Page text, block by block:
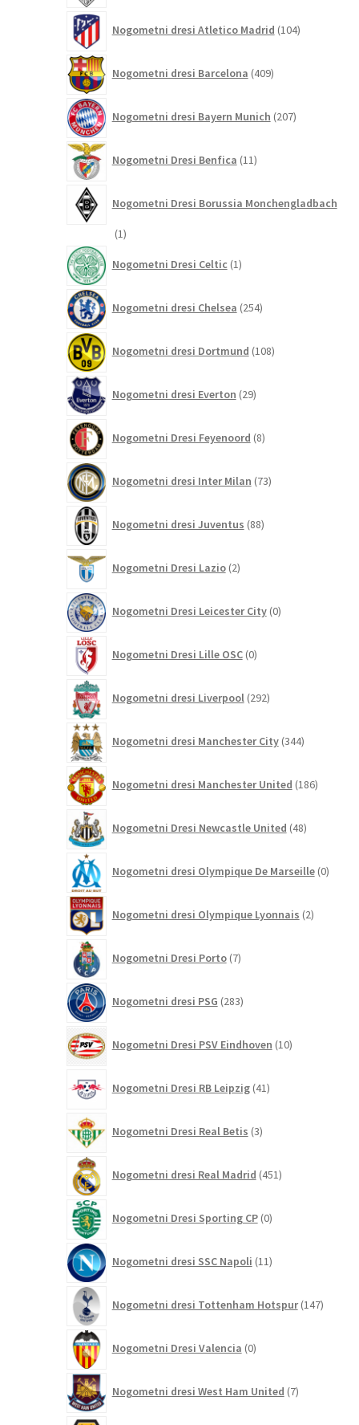
Nogometni dresi Atletico Madrid 104izdelki
Nogometni dresi Barcelona 409izdelkov
Nogometni dresi Bayern Munich 207izdelkov
Nogometni Dresi Benfica 11izdelkov
Nogometni Dresi Borussia Monchengladbach
11
Nogometni Dresi Celtic 1izdelek
Nogometni dresi Chelsea 254izdelkov
Nogometni dresi Dortmund 108izdelkov
Nogometni dresi Everton 29izdelkov
Nogometni Dresi Feyenoord 8izdelkov
Nogometni dresi Inter Milan 73izdelkov
Nogometni dresi Juventus 88izdelkov
Nogometni Dresi Lazio 2izdelka
Nogometni Dresi Leicester City 0izdelkov
Nogometni Dresi Lille OSC 0izdelkov
Nogometni dresi Liverpool 292izdelkov
Nogometni dresi Manchester City 344izdelkov
Nogometni dresi Manchester United 186izdelkov
Nogometni Dresi Newcastle United 48izdelkov
Nogometni dresi Olympique De Marseille 0
Nogometni dresi Olympique Lyonnais 2izdelka
Nogometni Dresi Porto 7izdelkov
Nogometni dresi PSG 283izdelkov
Nogometni Dresi PSV Eindhoven 10izdelkov
Nogometni Dresi RB Leipzig 41izdelkov
Nogometni Dresi Real Betis 3izdelki
Nogometni dresi Real Madrid 451izdelkov
Nogometni Dresi Sporting CP 0izdelkov
Nogometni dresi SSC Napoli 11izdelkov
Nogometni dresi Tottenham Hotspur 147
Nogometni Dresi Valencia 0izdelkov
Nogometni dresi West Ham United 7izdelkov